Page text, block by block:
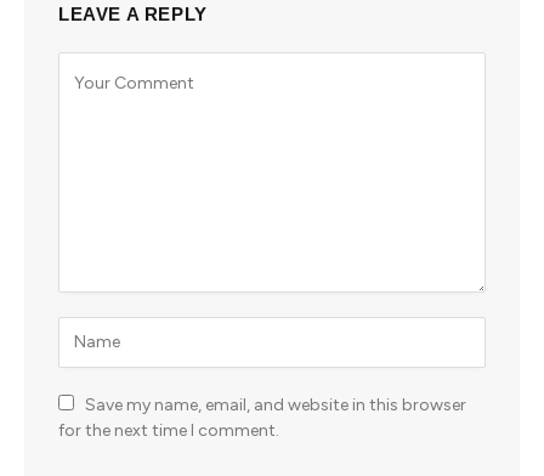
LEAVE A REPLY
Save my name, email, and website in this browser
for the next time I comment.